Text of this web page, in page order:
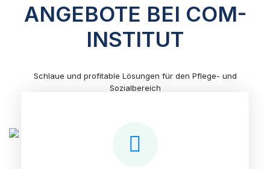
ANGEBOTE BEI COM-
INSTITUT
Schlaue und profitable Lösungen für den Pflege- und
Sozialbereich